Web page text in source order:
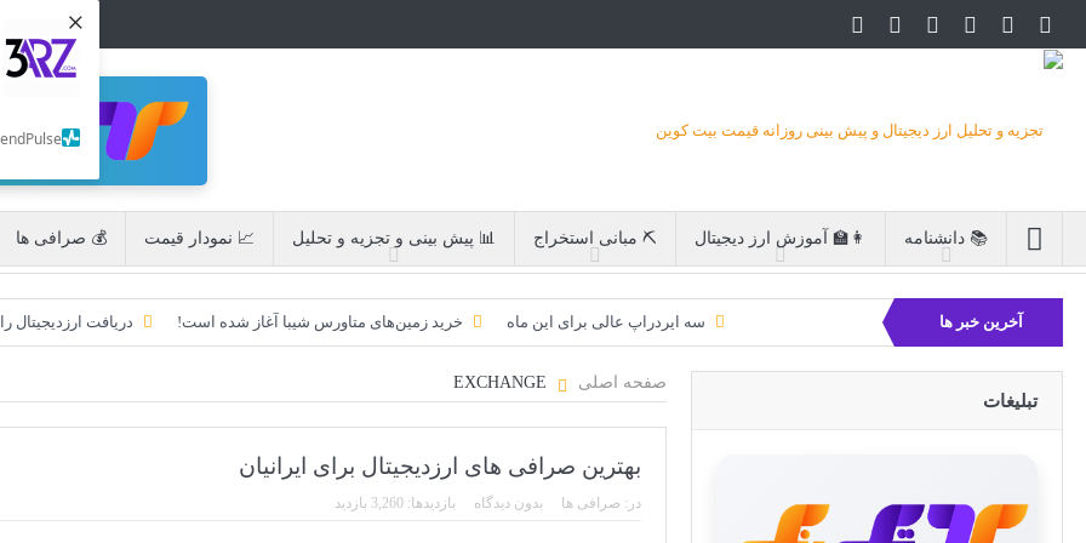
×
📚 دانشنامه 👩‍🏫 آموزش ارز دیجیتال ⛏ مبانی استخراج 📊 پیش بینی و تجزیه و تحلیل 📈 نمودار قیمت 💰 صرافی ها
آخرین خبر ها دریافت ارزدیجیتال خرید زمین‌های متاورس شیبا آغاز شده است! سه ایردراپ عالی برای این ماه
صفحه اصلی
بهترین صرافی های ارزدیجیتال برای ایرانیان
در: صرافی ها بدون دیدگاه بازدیدها: 3,260 بازدید
تبلیغات